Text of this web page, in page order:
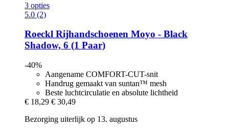
3 opties
5.0 (2)
Roeckl Rijhandschoenen Moyo -​ Black
Shadow, 6 (1 Paar)
-40%
Aangename COMFORT-CUT-snit
Handrug gemaakt van suntan™ mesh
Beste luchtcirculatie en absolute lichtheid
€ 18,29 € 30,49
Bezorging uiterlijk op 13. augustus